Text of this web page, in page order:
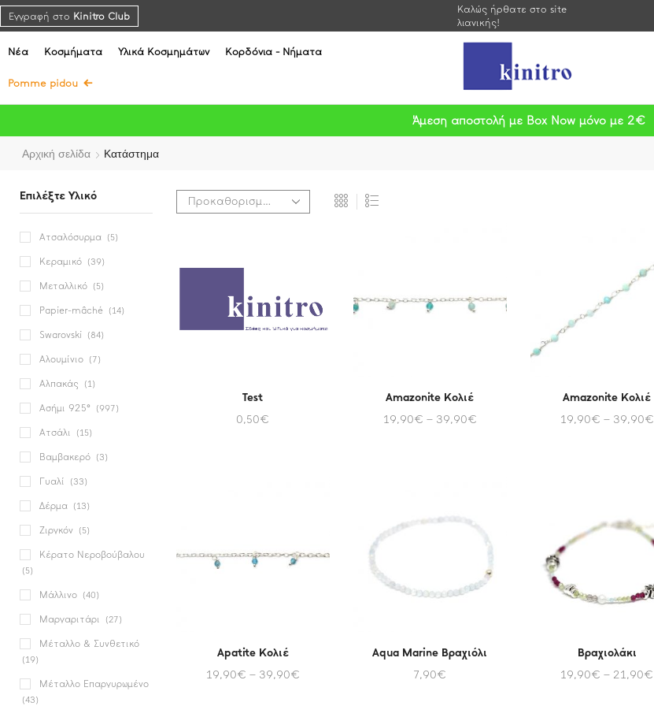
Εγγραφή στο Kinitro Club
Καλώς ήρθατε στο site
λιανικής!
Νέα Κοσμήματα Υλικά Κοσμημάτων Κορδόνια - Νήματα
Pomme pidou
Άμεση αποστολή με Box Now μόνο με 2€
Αρχική σελίδα Κατάστημα
Test
0,50€
Amazonite Κολιέ
19,90€ – 39,90€
Amazonite Κολιέ
19,90€ – 39,90€
Apatite Κολιέ
19,90€ – 39,90€
Aqua Marine Βραχιόλι
7,90€
Βραχιολάκι
19,90€ – 21,90€
Επιλέξτε Υλικό
Ατσαλόσυρμα (5)
Κεραμικό (39)
Μεταλλικό (5)
Papier-mâché (14)
Swarovski (84)
Αλουμίνιο (7)
Αλπακάς (1)
Ασήμι 925° (997)
Ατσάλι (15)
Βαμβακερό (3)
Γυαλί (33)
Δέρμα (13)
Ζιργκόν (5)
Κέρατο Νεροβούβαλου
(5)
Μάλλινο (40)
Μαργαριτάρι (27)
Μέταλλο & Συνθετικό
(19)
Μέταλλο Επαργυρωμένο
(43)